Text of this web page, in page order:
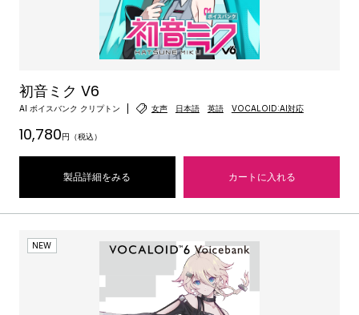
初音ミク V6
AI ボイスバンク クリプトン 女声 日本語 英語 VOCALOID:AI対応
10,780円（税込）
製品詳細をみる カートに入れる
NEW